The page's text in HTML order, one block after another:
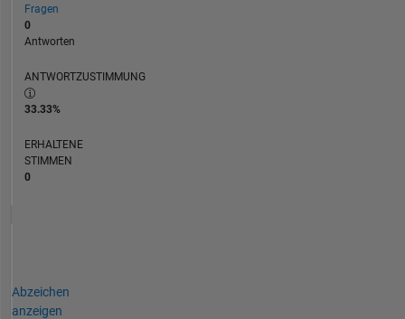
Fragen
0
Antworten
ANTWORTZUSTIMMUNG
33.33%
ERHALTENE
STIMMEN
0
Abzeichen
anzeigen